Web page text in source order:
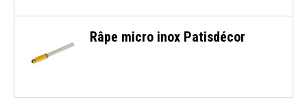
Râpe micro inox Patisdécor